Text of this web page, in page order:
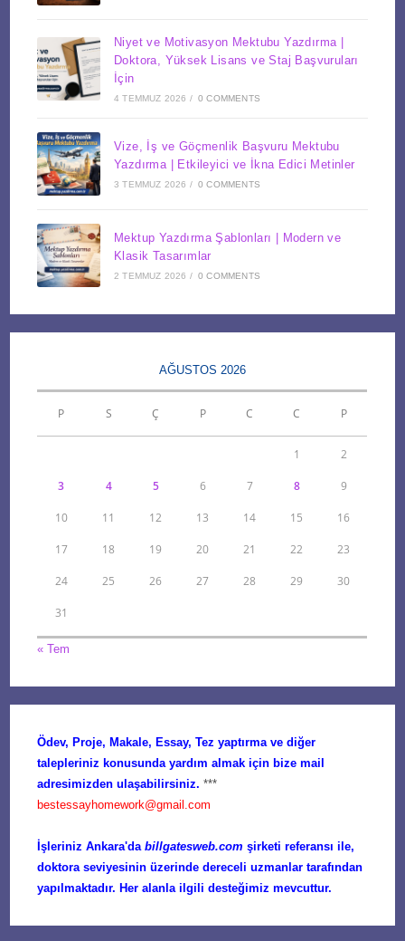
Niyet ve Motivasyon Mektubu Yazdırma |
Doktora, Yüksek Lisans ve Staj Başvuruları
İçin
4 TEMMUZ 2026 / 0 COMMENTS
Vize, İş ve Göçmenlik Başvuru Mektubu
Yazdırma | Etkileyici ve İkna Edici Metinler
3 TEMMUZ 2026 / 0 COMMENTS
Mektup Yazdırma Şablonları | Modern ve
Klasik Tasarımlar
2 TEMMUZ 2026 / 0 COMMENTS
AĞUSTOS 2026
P S Ç P C C P
1 2
3 4 5 6 7 8 9
10 11 12 13 14 15 16
17 18 19 20 21 22 23
24 25 26 27 28 29 30
31
« Tem
Ödev, Proje, Makale, Essay, Tez yaptırma ve diğer
talepleriniz konusunda yardım almak için bize mail
adresimizden ulaşabilirsiniz. ***
bestessayhomework@gmail.com
İşleriniz Ankara'dabillgatesweb.com şirketi referansı ile,
doktora seviyesinin üzerinde dereceli uzmanlar tarafından
yapılmaktadır. Her alanla ilgili desteğimiz mevcuttur.